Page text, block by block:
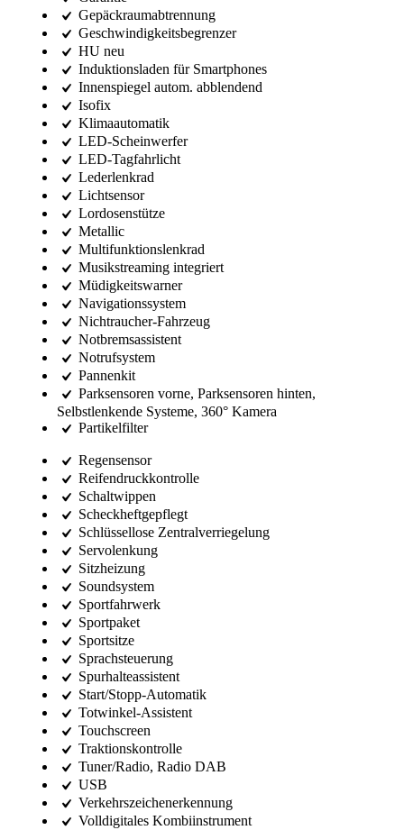
Gepäckraumabtrennung
Geschwindigkeitsbegrenzer
HU neu
Induktionsladen für Smartphones
Innenspiegel autom. abblendend
Isofix
Klimaautomatik
LED-Scheinwerfer
LED-Tagfahrlicht
Lederlenkrad
Lichtsensor
Lordosenstütze
Metallic
Multifunktionslenkrad
Musikstreaming integriert
Müdigkeitswarner
Navigationssystem
Nichtraucher-Fahrzeug
Notbremsassistent
Notrufsystem
Pannenkit
Parksensoren vorne, Parksensoren hinten,
Selbstlenkende Systeme, 360° Kamera
Partikelfilter
Regensensor
Reifendruckkontrolle
Schaltwippen
Scheckheftgepflegt
Schlüssellose Zentralverriegelung
Servolenkung
Sitzheizung
Soundsystem
Sportfahrwerk
Sportpaket
Sportsitze
Sprachsteuerung
Spurhalteassistent
Start/Stopp-Automatik
Totwinkel-Assistent
Touchscreen
Traktionskontrolle
Tuner/Radio, Radio DAB
USB
Verkehrszeichenerkennung
Volldigitales Kombiinstrument